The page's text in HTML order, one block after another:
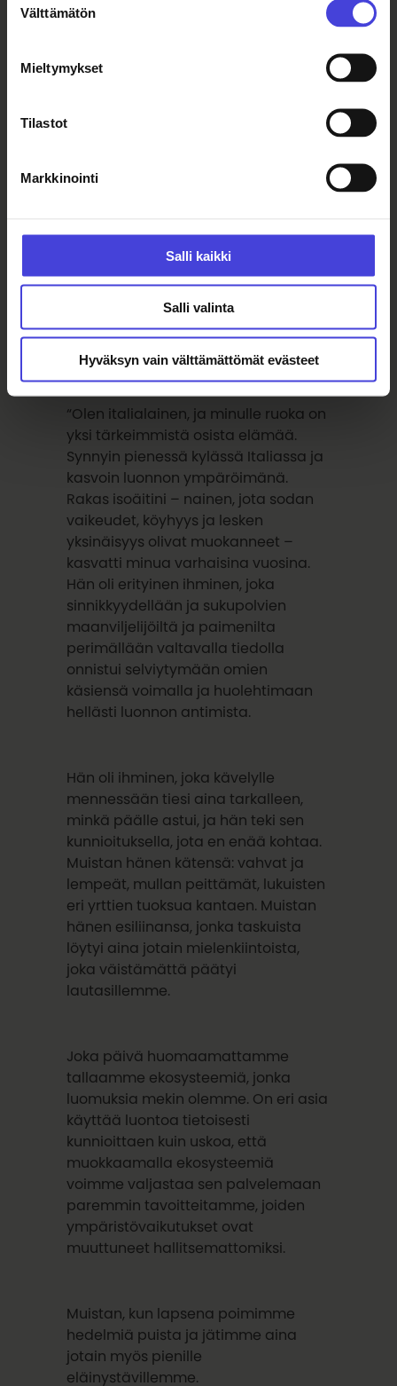
valinta
Välttämätön
Mieltymykset
Tilastot
Markkinointi
Salli kaikki
Salli valinta
Hyväksyn vain välttämättömät evästeet
syöminen ja ruokailu on hyvin
jakamista, läsnäoloa ja huolenpitoa.
myös yksi teoksen ytimessä olevista
ajatuksista.”
“Olen italialainen, ja minulle ruoka on
yksi tärkeimmistä osista elämää.
Synnyin pienessä kylässä Italiassa ja
kasvoin luonnon ympäröimänä.
Rakas isoäitini – nainen, jota sodan
vaikeudet, köyhyys ja lesken
yksinäisyys olivat muokanneet –
kasvatti minua varhaisina vuosina.
Hän oli erityinen ihminen, joka
sinnikkyydellään ja sukupolvien
maanviljelijöiltä ja paimenilta
perimällään valtavalla tiedolla
onnistui selviytymään omien
käsiensä voimalla ja huolehtimaan
hellästi luonnon antimista.
Hän oli ihminen, joka kävelylle
mennessään tiesi aina tarkalleen,
minkä päälle astui, ja hän teki sen
kunnioituksella, jota en enää kohtaa.
Muistan hänen kätensä: vahvat ja
lempeät, mullan peittämät, lukuisten
eri yrttien tuoksua kantaen. Muistan
hänen esiliinansa, jonka taskuista
löytyi aina jotain mielenkiintoista,
joka väistämättä päätyi
lautasillemme.
Joka päivä huomaamattamme
tallaamme ekosysteemiä, jonka
luomuksia mekin olemme. On eri asia
käyttää luontoa tietoisesti
kunnioittaen kuin uskoa, että
muokkaamalla ekosysteemiä
voimme valjastaa sen palvelemaan
paremmin tavoitteitamme, joiden
ympäristövaikutukset ovat
muuttuneet hallitsemattomiksi.
Muistan, kun lapsena poimimme
hedelmiä puista ja jätimme aina
jotain myös pienille
eläinystävillemme.